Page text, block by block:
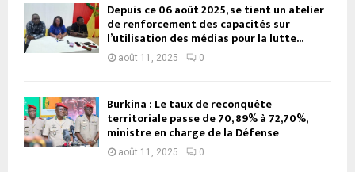
Depuis ce 06 août 2025, se tient un atelier
de renforcement des capacités sur
l’utilisation des médias pour la lutte...
août 11, 2025 0
Burkina : Le taux de reconquête
territoriale passe de 70, 89% à 72,70%,
ministre en charge de la Défense
août 11, 2025 0